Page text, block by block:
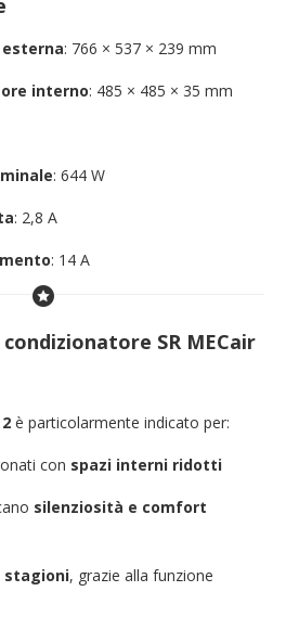
: 766 × 537 × 239 mm
interno: 485 × 485 × 35 mm
: 644 W
: 2,8 A
: 14 A
SR MECair
è particolarmente indicato per:
con spazi interni ridotti
silenziosità e comfort
, grazie alla funzione